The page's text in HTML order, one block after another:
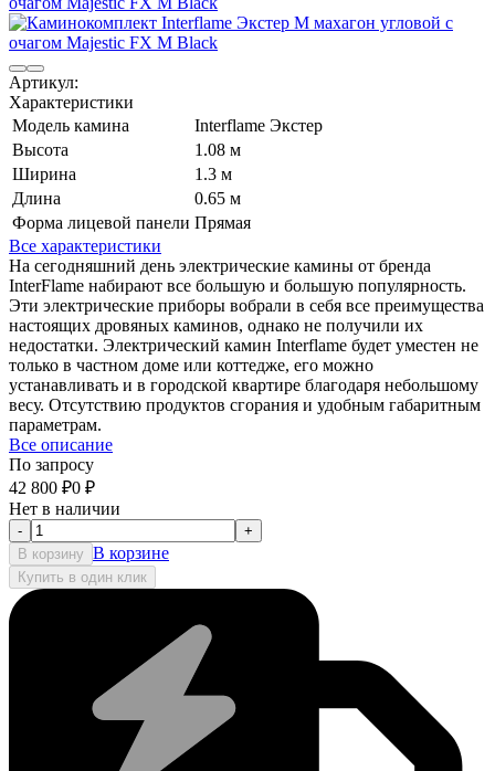
Артикул:
Характеристики
Модель камина
Interflame Экстер
Высота
1.08 м
Ширина
1.3 м
Длина
0.65 м
Форма лицевой панели Прямая
Все характеристики
На сегодняшний день электрические камины от бренда
InterFlame набирают все большую и большую популярность.
Эти электрические приборы вобрали в себя все преимущества
настоящих дровяных каминов, однако не получили их
недостатки. Электрический камин Interflame будет уместен не
только в частном доме или коттедже, его можно
устанавливать и в городской квартире благодаря небольшому
весу. Отсутствию продуктов сгорания и удобным габаритным
параметрам.
Все описание
По запросу
42 800 ₽0 ₽
Нет в наличии
-
+
В корзину В корзине
Купить в один клик